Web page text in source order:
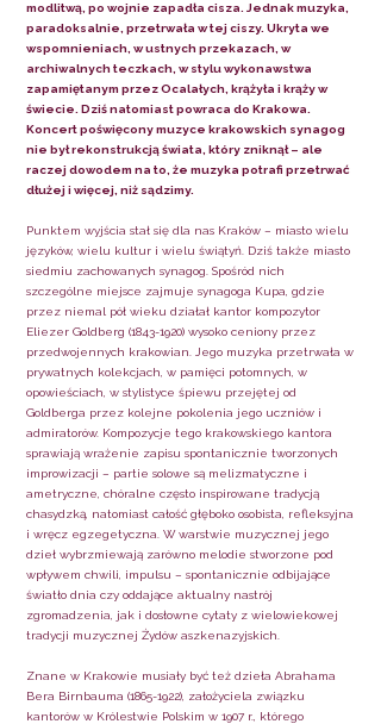
modlitwą, po wojnie zapadła cisza. Jednak muzyka,
paradoksalnie, przetrwała w tej ciszy. Ukryta we
wspomnieniach, w ustnych przekazach, w
archiwalnych teczkach, w stylu wykonawstwa
zapamiętanym przez Ocalałych, krążyła i krąży w
świecie. Dziś natomiast powraca do Krakowa.
Koncert poświęcony muzyce krakowskich synagog
nie był rekonstrukcją świata, który zniknął – ale
raczej dowodem na to, że muzyka potrafi przetrwać
dłużej i więcej, niż sądzimy.
Punktem wyjścia stał się dla nas Kraków – miasto wielu
języków, wielu kultur i wielu świątyń. Dziś także miasto
siedmiu zachowanych synagog. Spośród nich
szczególne miejsce zajmuje synagoga Kupa, gdzie
przez niemal pół wieku działał kantor kompozytor
Eliezer Goldberg (1843-1920) wysoko ceniony przez
przedwojennych krakowian. Jego muzyka przetrwała w
prywatnych kolekcjach, w pamięci potomnych, w
opowieściach, w stylistyce śpiewu przejętej od
Goldberga przez kolejne pokolenia jego uczniów i
admiratorów. Kompozycje tego krakowskiego kantora
sprawiają wrażenie zapisu spontanicznie tworzonych
improwizacji – partie solowe są melizmatyczne i
ametryczne, chóralne często inspirowane tradycją
chasydzką, natomiast całość głęboko osobista, refleksyjna
i wręcz egzegetyczna. W warstwie muzycznej jego
dzieł wybrzmiewają zarówno melodie stworzone pod
wpływem chwili, impulsu – spontanicznie odbijające
światło dnia czy oddające aktualny nastrój
zgromadzenia, jak i dosłowne cytaty z wielowiekowej
tradycji muzycznej Żydów aszkenazyjskich.
Znane w Krakowie musiały być też dzieła Abrahama
Bera Birnbauma (1865-1922) , założyciela związku
kantorów w Królestwie Polskim w 1907 r., którego